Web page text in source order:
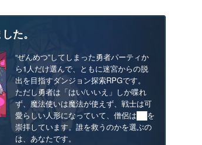
た。
“ぜんめつ”してしまった勇者パーティか
ら1人だけ選んで、ともに迷宮からの脱
出を目指すダンジョン探索RPGです。
ただし勇者は「はい/いいえ」しか喋れ
ず、魔法使いは魔法が使えず、戦士は可
愛らしい人形になっていて、僧侶は██を
崇拝しています。誰を救うのかを選ぶの
は、あなたです。